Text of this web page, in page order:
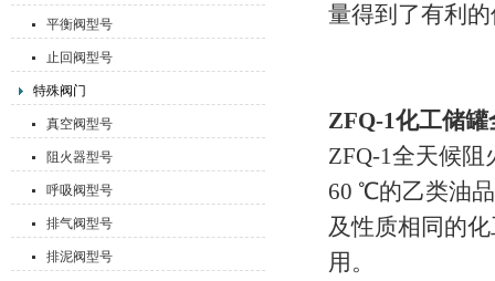
平衡阀型号
止回阀型号
特殊阀门
真空阀型号
阻火器型号
呼吸阀型号
排气阀型号
排泥阀型号
量得到了有利
ZFQ-1化工储
ZFQ-1全天候
60 ℃的乙类油
及性质相同的
用。